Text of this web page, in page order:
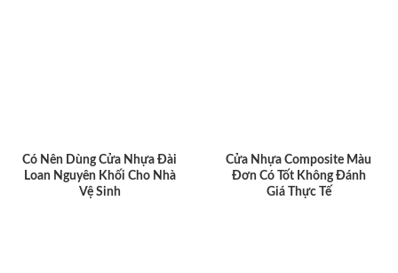
Có Nên Dùng Cửa Nhựa Đài
Loan Nguyên Khối Cho Nhà
Vệ Sinh
Cửa Nhựa Composite Màu
Đơn Có Tốt Không Đánh
Giá Thực Tế